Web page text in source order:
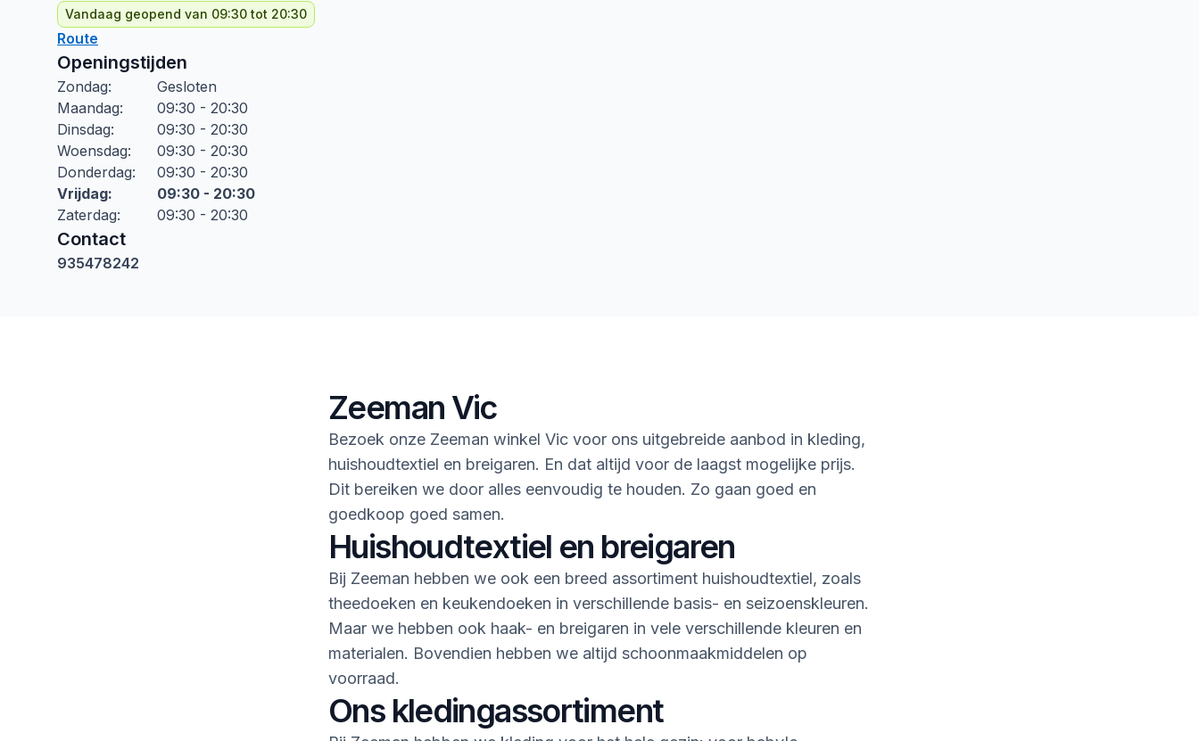
Vandaag geopend van 09:30 tot 20:30
Route
Openingstijden
Zondag:
Gesloten
Maandag:
09:30 - 20:30
Dinsdag:
09:30 - 20:30
Woensdag:
09:30 - 20:30
Donderdag:
09:30 - 20:30
Vrijdag:
09:30 - 20:30
Zaterdag: 09:30 - 20:30
Contact
935478242
Zeeman Vic
Bezoek onze Zeeman winkel Vic voor ons uitgebreide aanbod in kleding,
huishoudtextiel en breigaren. En dat altijd voor de laagst mogelijke prijs.
Dit bereiken we door alles eenvoudig te houden. Zo gaan goed en
goedkoop goed samen.
Huishoudtextiel en breigaren
Bij Zeeman hebben we ook een breed assortiment huishoudtextiel, zoals
theedoeken en keukendoeken in verschillende basis- en seizoenskleuren.
Maar we hebben ook haak- en breigaren in vele verschillende kleuren en
materialen. Bovendien hebben we altijd schoonmaakmiddelen op
voorraad.
Ons kledingassortiment